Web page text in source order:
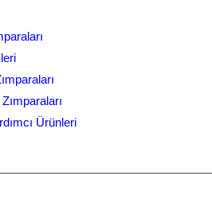
Ürünleri